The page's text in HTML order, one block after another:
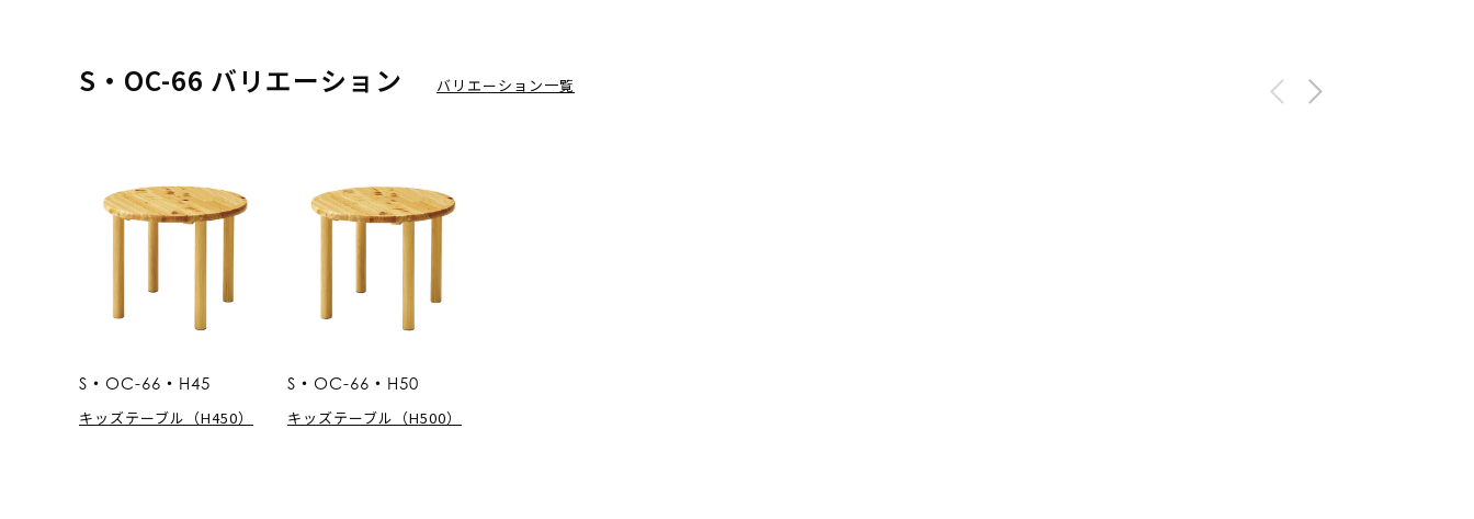
S・OC-66 バリエーション バリエーション一覧
S・OC-66・H45
キッズテーブル（H450）
S・OC-66・H50
キッズテーブル（H500）